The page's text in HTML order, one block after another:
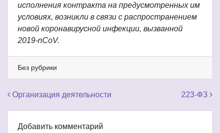
исполнения контракта на предусмотренных им
условиях, возникли в связи с распространением
новой коронавирусной инфекции, вызванной
2019-nCoV.
Без рубрики
Навигация по записям
Организация деятельности 223-ФЗ
Добавить комментарий